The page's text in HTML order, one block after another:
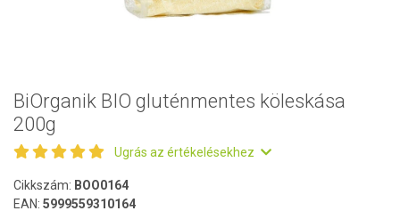
BiOrganik BIO gluténmentes köleskása
200g
Ugrás az értékelésekhez
Cikkszám: BOO0164
EAN: 5999559310164